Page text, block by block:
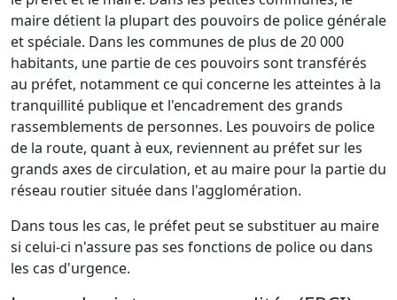
maire détient la plupart des pouvoirs de police générale
et spéciale. Dans les communes de plus de 20 000
habitants, une partie de ces pouvoirs sont transférés
au préfet, notamment ce qui concerne les atteintes à la
tranquillité publique et l'encadrement des grands
rassemblements de personnes. Les pouvoirs de police
de la route, quant à eux, reviennent au préfet sur les
grands axes de circulation, et au maire pour la partie du
réseau routier située dans l'agglomération.
Dans tous les cas, le préfet peut se substituer au maire
si celui-ci n'assure pas ses fonctions de police ou dans
les cas d'urgence.